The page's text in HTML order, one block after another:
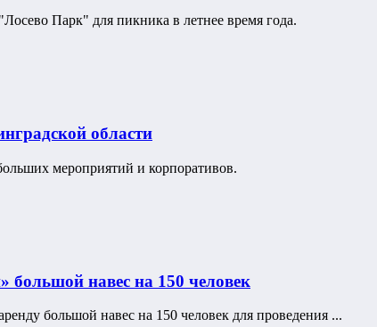
Парк" для пикника в летнее время года.
области
мероприятий и корпоративов.
большой навес на 150 человек
большой навес на 150 человек для проведения ...